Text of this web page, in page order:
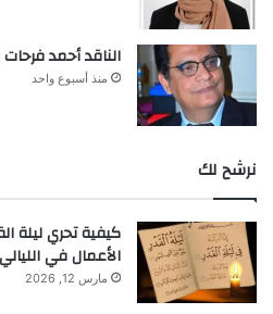
الناقد أحمد فرحات
منذ أسبوع واحد
نرشح لك
كيفية تحري ليلة
الأعمال في
مارس 12, 2026